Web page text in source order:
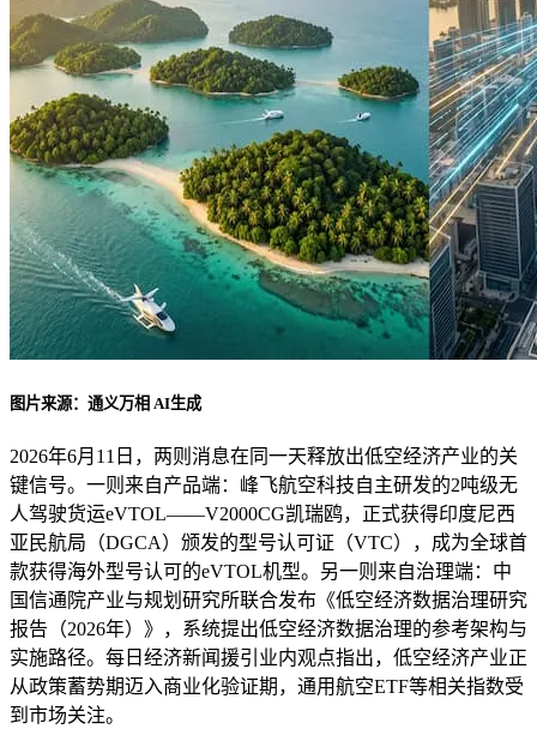
图片来源：通义万相 AI生成
2026年6月11日，两则消息在同一天释放出低空经济产业的关
键信号。一则来自产品端：峰飞航空科技自主研发的2吨级无
人驾驶货运eVTOL——V2000CG凯瑞鸥，正式获得印度尼西
亚民航局（DGCA）颁发的型号认可证（VTC），成为全球首
款获得海外型号认可的eVTOL机型。另一则来自治理端：中
国信通院产业与规划研究所联合发布《低空经济数据治理研究
报告（2026年）》，系统提出低空经济数据治理的参考架构与
实施路径。每日经济新闻援引业内观点指出，低空经济产业正
从政策蓄势期迈入商业化验证期，通用航空ETF等相关指数受
到市场关注。